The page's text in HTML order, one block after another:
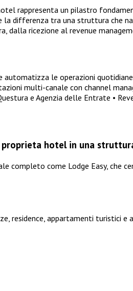
rappresenta un pilastro
differenza tra una struttura che
dalla ricezione al revenue
automatizza le operazioni
multi-canale con channel
e Agenzia delle Entrate •
hotel in una
completo come Lodge Easy,
residence, appartamenti turistici